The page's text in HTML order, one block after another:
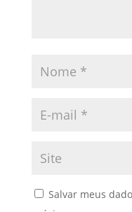
Salvar meus